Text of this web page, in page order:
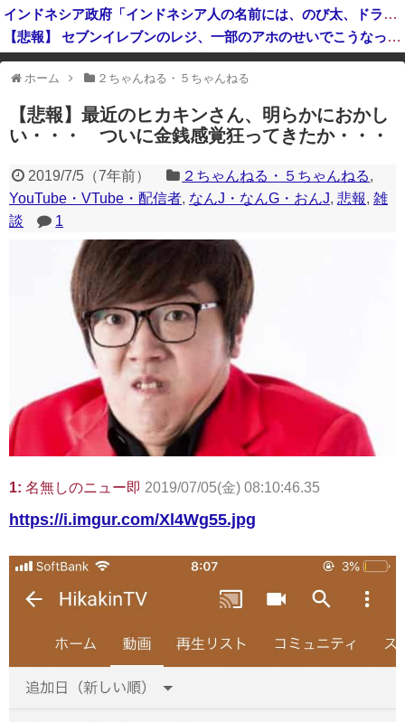
インドネシア政府「インドネシア人の名前には、のび太、ドラえもん、スネ夫、ナルト、しんちゃんなどあります」
【悲報】 セブンイレブンのレジ、一部のアホのせいでこうなってしまう
イオンモール熊本爆発事故、「避難後は戻らない」のマニュアル機能せず「貴重品OK」と許可か 車のカギを取りに自己判断で戻った人も
一部のコンテンツが表示されなくなったり、サイト全体のレイアウトが崩れ
たりする場合があります。
ホーム ２ちゃんねる・５ちゃんねる
【悲報】最近のヒカキンさん、明らかにおかし
い・・・ ついに金銭感覚狂ってきたか・・・
2019/7/5（7年前） ２ちゃんねる・５ちゃんねる,
YouTube・VTube・配信者, なんJ・なんG・おんJ, 悲報, 雑
談
1
1: 名無しのニュー即 2019/07/05(金) 08:10:46.35
https://i.imgur.com/Xl4Wg55.jpg